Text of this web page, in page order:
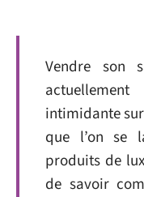
Vendre son
intimidante
que l’on se
produits de
de savoir